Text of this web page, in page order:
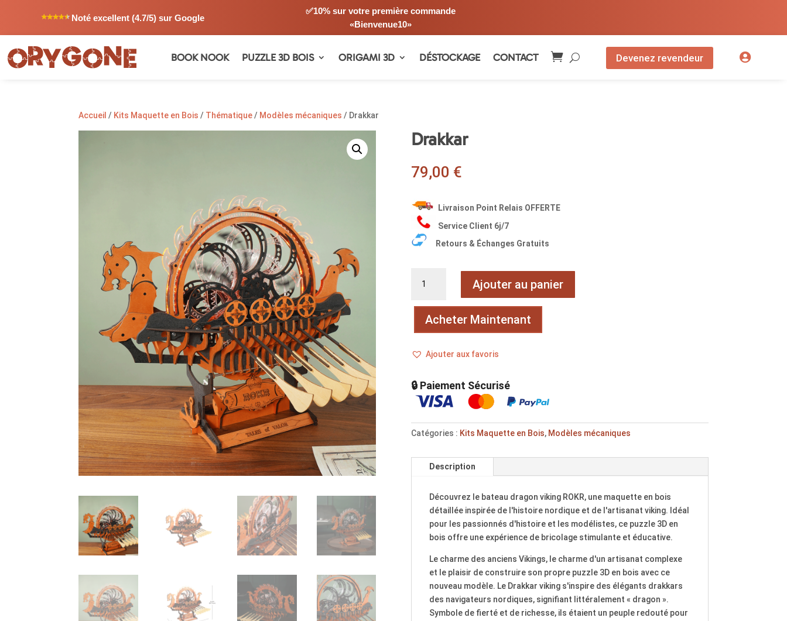
Noté excellent (4.7/5) sur Google
✅10% sur votre première commande
«Bienvenue10»
BOOK NOOK PUZZLE 3D BOIS ORIGAMI 3D DÉSTOCKAGE CONTACT  Devenez revendeur
Accueil / Kits Maquette en Bois / Thématique/ Modèles mécaniques / Drakkar
Drakkar
79,00 €
Livraison Point Relais OFFERTE
Service Client 6j/7
Retours & Échanges Gratuits
Ajouter au panier
Acheter Maintenant
Ajouter aux favoris
🔒 Paiement Sécurisé
Catégories : Kits Maquette en Bois, Modèles mécaniques
Description
Découvrez le bateau dragon viking ROKR, une maquette en bois
détaillée inspirée de l'histoire nordique et de l'artisanat viking. Idéal
pour les passionnés d'histoire et les modélistes, ce puzzle 3D en
bois offre une expérience de bricolage stimulante et éducative.
Le charme des anciens Vikings, le charme d'un artisanat complexe
et le plaisir de construire son propre puzzle 3D en bois avec ce
nouveau modèle. Le Drakkar viking s'inspire des élégants drakkars
des navigateurs nordiques, signifiant littéralement « dragon ».
Symbole de fierté et de richesse, ils étaient un peuple redouté pour